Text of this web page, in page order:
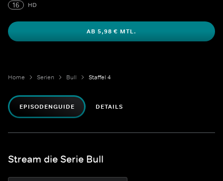
16 HD
AB 5,98 € MTL.
Home Serien Bull Staffel 4
EPISODENGUIDE DETAILS
Stream die Serie Bull